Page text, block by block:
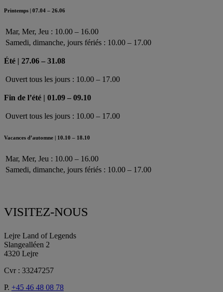
Printemps | 07.04 – 26.06
Mar, Mer, Jeu : 10.00 – 16.00
Samedi, dimanche, jours fériés : 10.00 – 17.00
Été | 27.06 – 31.08
Ouvert tous les jours : 10.00 – 17.00
Fin de l’été | 01.09 – 09.10
Ouvert tous les jours : 10.00 – 17.00
Vacances d’automne | 10.10 – 18.10
Mar, Mer, Jeu : 10.00 – 16.00
Samedi, dimanche, jours fériés : 10.00 – 17.00
VISITEZ-NOUS
Lejre Land of Legends
Slangealléen 2
4320 Lejre
Cvr : 33247257
P. +45 46 48 08 78